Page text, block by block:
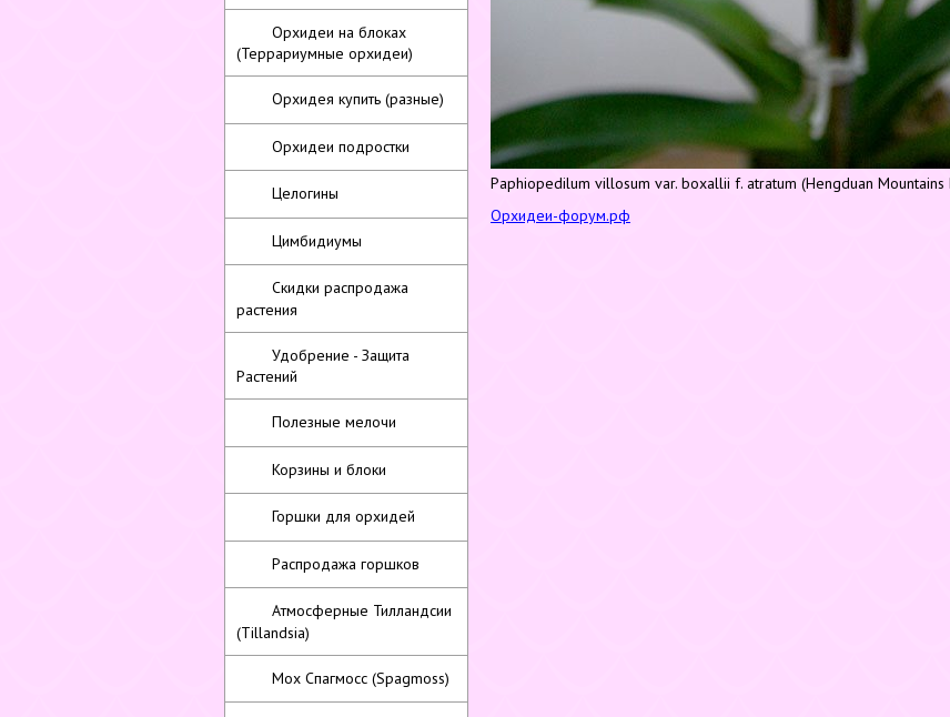
Орхидеи на блоках
(Террариумные орхидеи)
Орхидея купить (разные)
Орхидеи подростки
Целогины
Цимбидиумы
Скидки распродажа
растения
Удобрение - Защита
Растений
Полезные мелочи
Корзины и блоки
Горшки для орхидей
Распродажа горшков
Атмосферные Тилландсии
(Tillandsia)
Мох Спагмосс (Spagmoss)
Paphiopedilum villosum var. boxallii f. atratum (Hengduan
Орхидеи-форум.рф